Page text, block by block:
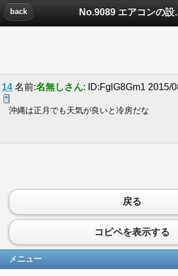
No.9089 エア
back
14 名前:名無しさん: ID:FglG8Gm1 2015/
沖縄は正月でも天気が良いと冷房だな
戻る
コピペを表示する
メニュー